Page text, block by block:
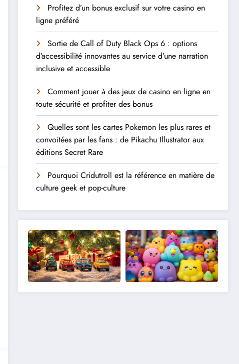
Profitez d’un bonus exclusif sur votre casino en
ligne préféré
Sortie de Call of Duty Black Ops 6 : options
d’accessibilité innovantes au service d’une narration
inclusive et accessible
Comment jouer à des jeux de casino en ligne en
toute sécurité et profiter des bonus
Quelles sont les cartes Pokemon les plus rares et
convoitées par les fans : de Pikachu Illustrator aux
éditions Secret Rare
Pourquoi Cridutroll est la référence en matière de
culture geek et pop-culture